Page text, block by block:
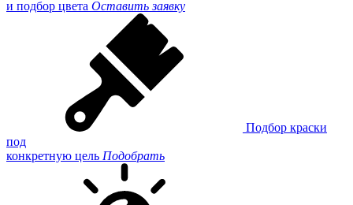
и подбор цвета Оставить заявку
Подбор краски
под
конкретную цель Подобрать